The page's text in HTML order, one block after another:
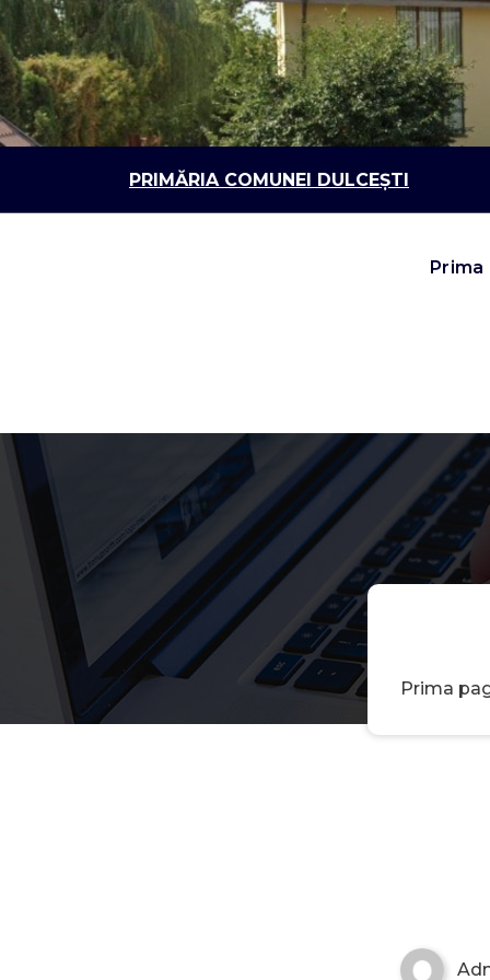
Sari
la
conținut
PRIMĂRIA COMUNEI DULCEȘTI
Prima
Prima